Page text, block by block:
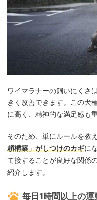
ワイマラナーの飼いにくさ
きく改善できます。この犬
に高く、精神的な満足感も重
そのため、単にルールを教
頼構築」がしつけのカギに
て接することが良好な関係
紹介します。
毎日1時間以上の